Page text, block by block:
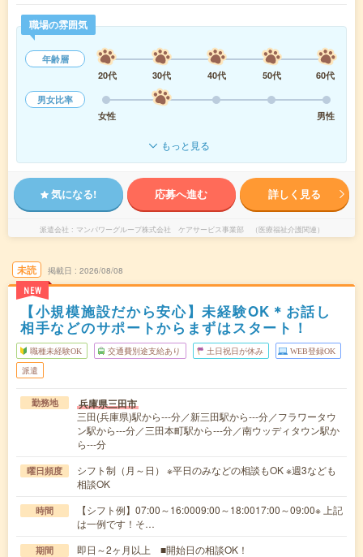
職場の雰囲気
年齢層
20代
30代 40代 50代
60代
男女比率
女性
男性
もっと見る
気になる! 応募へ進む 詳しく見る
派遣会社 マンパワーグループ株式会社 ケアサービス事業部 （医療福祉介護関連）
未読
NEW
掲載日 2026/08/08
【小規模施設だから安心】未経験OK＊お話し
相手などのサポートからまずはスタート！
職種未経験OK 交通費別途支給あり 土日祝日が休み WEB登録OK
派遣
勤務地 兵庫県三田市
三田(兵庫県)駅から---分／新三田駅から---分／フラワータウ
ン駅から---分／三田本町駅から---分／南ウッディタウン駅か
ら---分
曜日頻度
シフト制（月～日） ※平日のみなどの相談もOK ※週3なども
相談OK
時間
【シフト例】07:00～16:0009:00～18:0017:00～09:00※ 上記
は一例です！そ…
期間 即日～2ヶ月以上 ■開始日の相談OK！